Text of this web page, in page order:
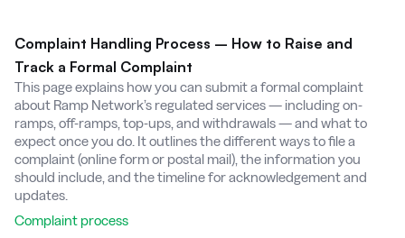
Complaint Handling Process – How to Raise and
Track a Formal Complaint
This page explains how you can submit a formal complaint
about Ramp Network’s regulated services — including on-
ramps, off-ramps, top-ups, and withdrawals — and what to
expect once you do. It outlines the different ways to file a
complaint (online form or postal mail), the information you
should include, and the timeline for acknowledgement and
updates.
Complaint process